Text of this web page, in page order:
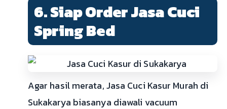
6. Siap Order Jasa Cuci
Spring Bed
Agar hasil merata, Jasa Cuci Kasur Murah di
Sukakarya biasanya diawali vacuum